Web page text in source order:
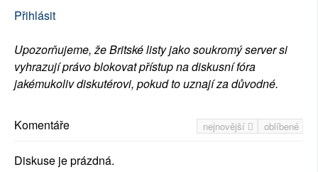
Přihlásit
Upozorňujeme, že Britské listy jako soukromý server si
vyhrazují právo blokovat přístup na diskusní fóra
jakémukoliv diskutérovi, pokud to uznají za důvodné.
nejnovější oblíbené
Komentáře
Diskuse je prázdná.